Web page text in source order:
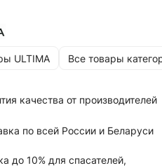
ULTIMA Все товары
качества от производителей
по всей России и Беларуси
до 10% для спасателей,